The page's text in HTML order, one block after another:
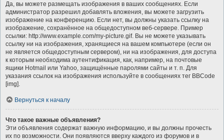
Да, вы можете размещать изображения в ваших сообщениях. Если
администратор разрешил добавлять вложения, вы можете загрузить
изображение на конференцию. Если нет, вы должны указать ссылку на
изображение, сохранённое на общедоступном веб-сервере. Пример
ссылки: http://www.example.com/my-picture.gif. Вы не можете указывать
ссылку ни на изображения, хранящиеся на вашем компьютере (если он
не является общедоступным сервером), ни на изображения, для доступа
к которым необходима аутентификация, как, например, на почтовые
ящики Hotmail или Yahoo, защищённые паролями сайты и т. п. Для
указания ссылок на изображения используйте в сообщениях тег BBCode
[img].
Вернуться к началу
Что такое важные объявления?
Эти объявления содержат важную информацию, и вы должны прочесть
их по возможности. Они появляются вверху каждого из форумов и в